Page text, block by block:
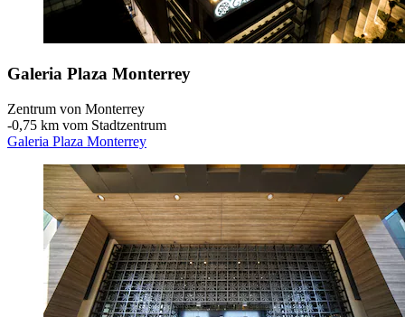
Galeria Plaza Monterrey
Zentrum von Monterrey
‐0,75 km vom Stadtzentrum
Galeria Plaza Monterrey